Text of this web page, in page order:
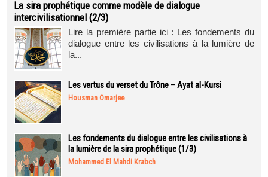
La sira prophétique comme modèle de dialogue
intercivilisationnel (2/3)
Lire la première partie ici : Les fondements du
dialogue entre les civilisations à la lumière de
la...
Les vertus du verset du Trône – Ayat al-Kursi
Housman Omarjee
Les fondements du dialogue entre les civilisations à
la lumière de la sira prophétique (1/3)
Mohammed El Mahdi Krabch